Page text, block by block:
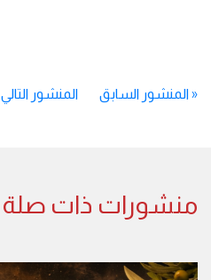
«المنشور السابق المنشور التالي
منشورات ذات صلة